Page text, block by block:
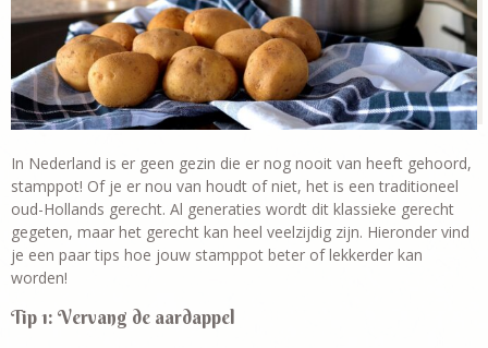
In Nederland is er geen gezin die er nog nooit van heeft gehoord,
stamppot! Of je er nou van houdt of niet, het is een traditioneel
oud-Hollands gerecht. Al generaties wordt dit klassieke gerecht
gegeten, maar het gerecht kan heel veelzijdig zijn. Hieronder vind
je een paar tips hoe jouw stamppot beter of lekkerder kan
worden!
Tip 1: Vervang de aardappel